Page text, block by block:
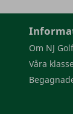
Om NJ Golf
Våra